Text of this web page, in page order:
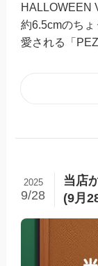
HALLOWEEN
約6.5cmのち
愛される「
当店
(9月
2025
9/28